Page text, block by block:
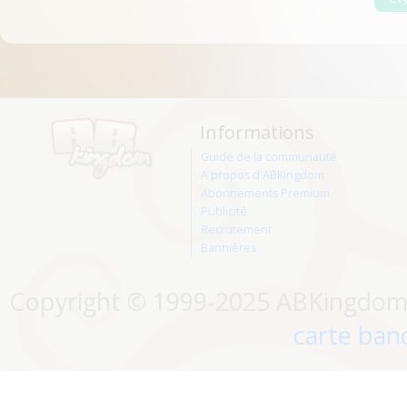
Informations
Guide de la communauté
A propos d'ABKingdom
Abonnements Premium
Publicité
Recrutement
Bannières
carte